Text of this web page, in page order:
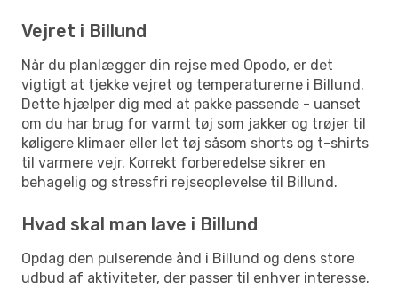
Vejret i Billund
Når du planlægger din rejse med Opodo, er det
vigtigt at tjekke vejret og temperaturerne i Billund.
Dette hjælper dig med at pakke passende - uanset
om du har brug for varmt tøj som jakker og trøjer til
køligere klimaer eller let tøj såsom shorts og t-shirts
til varmere vejr. Korrekt forberedelse sikrer en
behagelig og stressfri rejseoplevelse til Billund.
Hvad skal man lave i Billund
Opdag den pulserende ånd i Billund og dens store
udbud af aktiviteter, der passer til enhver interesse.